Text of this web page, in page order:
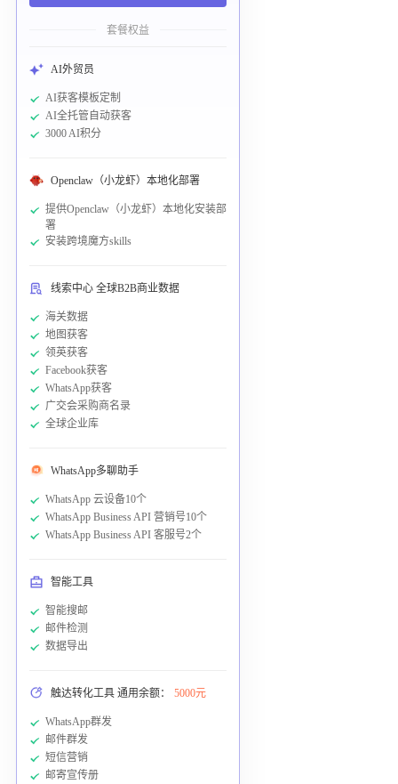
套餐权益
AI外贸员
AI获客模板定制
AI全托管自动获客
3000 AI积分
Openclaw（小龙虾）本地化部署
提供Openclaw（小龙虾）本地化安装部
署
安装跨境魔方skills
线索中心 全球B2B商业数据
海关数据
地图获客
领英获客
Facebook获客
WhatsApp获客
广交会采购商名录
全球企业库
WhatsApp多聊助手
WhatsApp 云设备10个
WhatsApp Business API 营销号10个
WhatsApp Business API 客服号2个
智能工具
智能搜邮
邮件检测
数据导出
触达转化工具 通用余额： 5000元
WhatsApp群发
邮件群发
短信营销
邮寄宣传册